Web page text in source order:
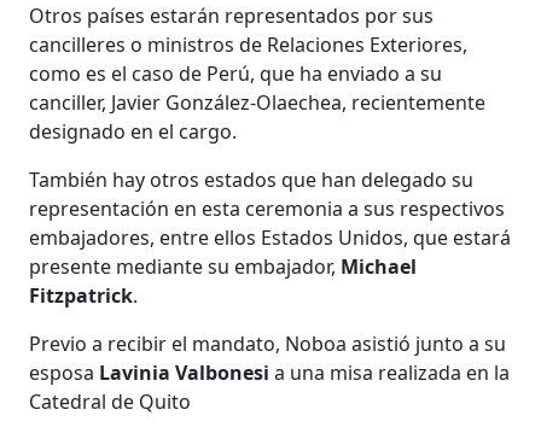
Otros países estarán representados por sus
cancilleres o ministros de Relaciones Exteriores,
como es el caso de Perú, que ha enviado a su
canciller, Javier González-Olaechea, recientemente
designado en el cargo.
También hay otros estados que han delegado su
representación en esta ceremonia a sus respectivos
embajadores, entre ellos Estados Unidos, que estará
presente mediante su embajador, Michael
Fitzpatrick.
Previo a recibir el mandato, Noboa asistió junto a su
esposa Lavinia Valbonesia ​​​​​una misa realizada en la
Catedral de Quito